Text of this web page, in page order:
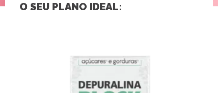
O SEU PLANO IDEAL: